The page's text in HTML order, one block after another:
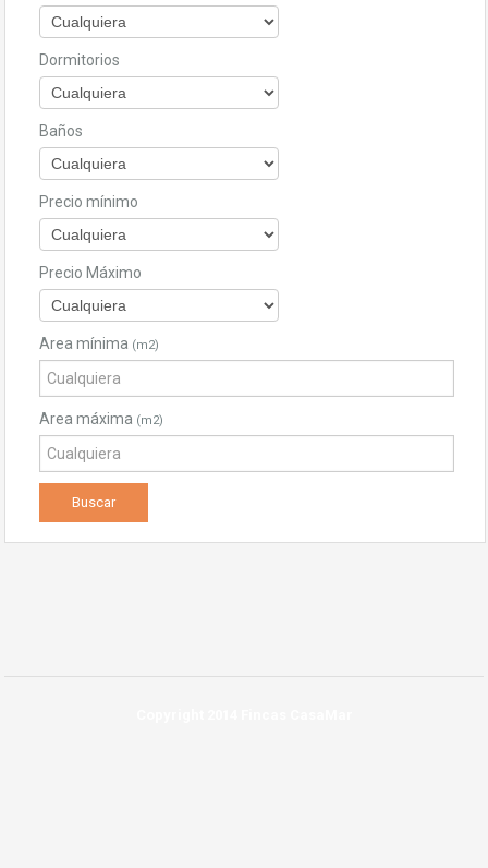
Dormitorios
Baños
Precio mínimo
Precio Máximo
Area mínima (m2)
Area máxima (m2)